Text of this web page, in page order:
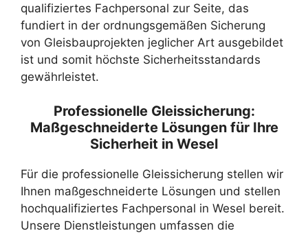
qualifiziertes Fachpersonal zur Seite, das
fundiert in der ordnungsgemäßen Sicherung
von Gleisbauprojekten jeglicher Art ausgebildet
ist und somit höchste Sicherheitsstandards
gewährleistet.
Professionelle Gleissicherung:
Maßgeschneiderte Lösungen für Ihre
Sicherheit in Wesel
Für die professionelle Gleissicherung stellen wir
Ihnen maßgeschneiderte Lösungen und stellen
hochqualifiziertes Fachpersonal in Wesel bereit.
Unsere Dienstleistungen umfassen die